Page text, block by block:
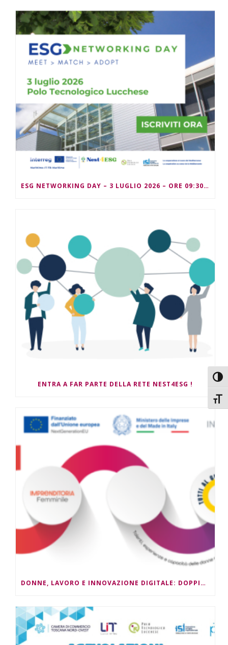
ESG NETWORKING DAY – 3 LUGLIO 2026 – ORE 09:30/13:00
ENTRA A FAR PARTE DELLA RETE NEST4ESG !
DONNE, LAVORO E INNOVAZIONE DIGITALE: DOPPIO APPUNTAMENTO